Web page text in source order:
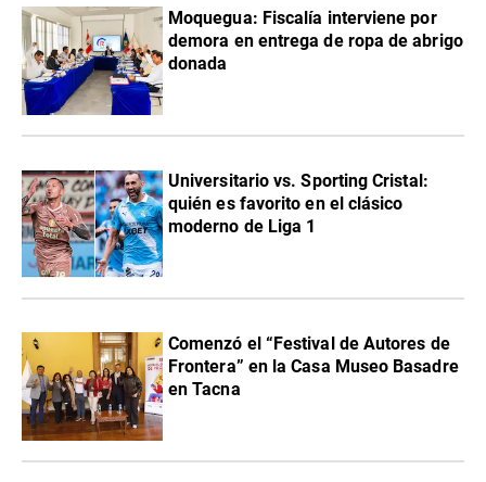
Moquegua: Fiscalía interviene por
demora en entrega de ropa de abrigo
donada
Universitario vs. Sporting Cristal:
quién es favorito en el clásico
moderno de Liga 1
Comenzó el “Festival de Autores de
Frontera” en la Casa Museo Basadre
en Tacna